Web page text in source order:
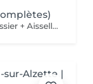
Jambes Complètes + Maillot Complet & Interfessier + Aisselles + Lèvre + Sourcils